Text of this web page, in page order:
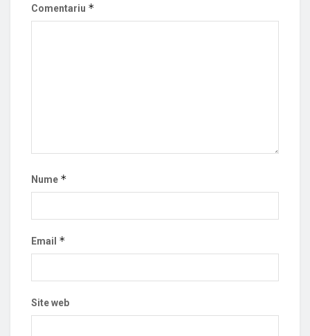
Comentariu *
Nume *
Email *
Site web